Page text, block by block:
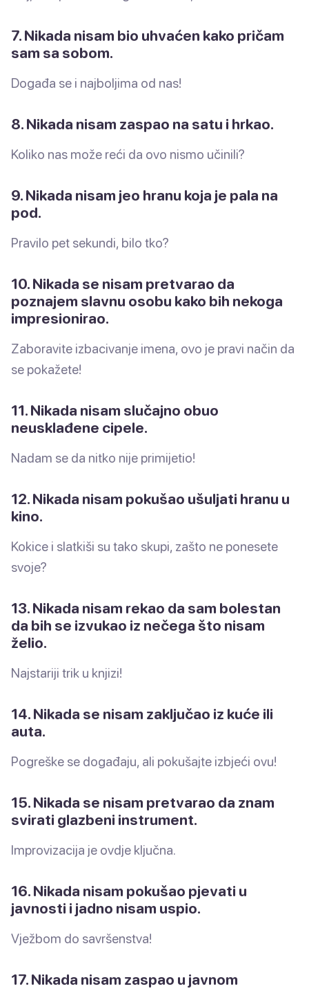
7. Nikada nisam bio uhvaćen kako pričam
sam sa sobom.
Događa se i najboljima od nas!
8. Nikada nisam zaspao na satu i hrkao.
Koliko nas može reći da ovo nismo učinili?
9. Nikada nisam jeo hranu koja je pala na
pod.
Pravilo pet sekundi, bilo tko?
10. Nikada se nisam pretvarao da
poznajem slavnu osobu kako bih nekoga
impresionirao.
Zaboravite izbacivanje imena, ovo je pravi način da
se pokažete!
11. Nikada nisam slučajno obuo
neusklađene cipele.
Nadam se da nitko nije primijetio!
12. Nikada nisam pokušao ušuljati hranu u
kino.
Kokice i slatkiši su tako skupi, zašto ne ponesete
svoje?
13. Nikada nisam rekao da sam bolestan
da bih se izvukao iz nečega što nisam
želio.
Najstariji trik u knjizi!
14. Nikada se nisam zaključao iz kuće ili
auta.
Pogreške se događaju, ali pokušajte izbjeći ovu!
15. Nikada se nisam pretvarao da znam
svirati glazbeni instrument.
Improvizacija je ovdje ključna.
16. Nikada nisam pokušao pjevati u
javnosti i jadno nisam uspio.
Vježbom do savršenstva!
17. Nikada nisam zaspao u javnom